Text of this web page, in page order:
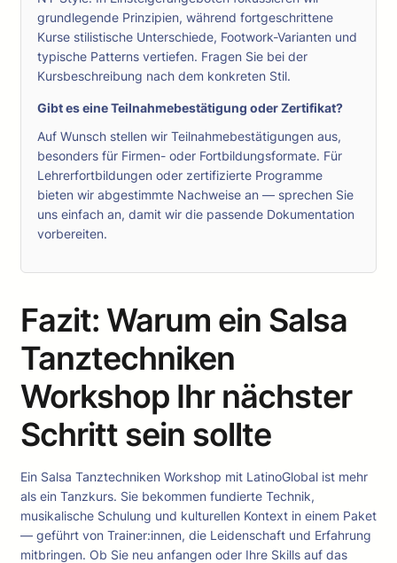
grundlegende Prinzipien, während fortgeschrittene
Kurse stilistische Unterschiede, Footwork-Varianten und
typische Patterns vertiefen. Fragen Sie bei der
Kursbeschreibung nach dem konkreten Stil.
Gibt es eine Teilnahmebestätigung oder Zertifikat?
Auf Wunsch stellen wir Teilnahmebestätigungen aus,
besonders für Firmen- oder Fortbildungsformate. Für
Lehrerfortbildungen oder zertifizierte Programme
bieten wir abgestimmte Nachweise an — sprechen Sie
uns einfach an, damit wir die passende Dokumentation
vorbereiten.
Fazit: Warum ein Salsa
Tanztechniken
Workshop Ihr nächster
Schritt sein sollte
Ein Salsa Tanztechniken Workshop mit LatinoGlobal ist mehr
als ein Tanzkurs. Sie bekommen fundierte Technik,
musikalische Schulung und kulturellen Kontext in einem Paket
— geführt von Trainer:innen, die Leidenschaft und Erfahrung
mitbringen. Ob Sie neu anfangen oder Ihre Skills auf das